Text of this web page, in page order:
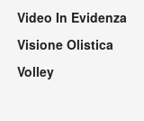
Video In Evidenza
Visione Olistica
Volley